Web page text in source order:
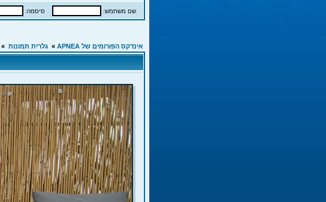
שם משתמש: סיסמה:
אינדקס הפורומים של APNEA » גלרית תמונות »